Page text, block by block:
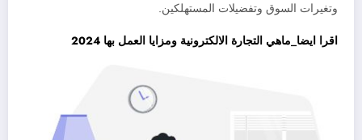
وتغيرات السوق وتفضيلات المستهلكين.
اقرا ايضا_ماهي التجارة الالكترونية ومزايا العمل بها 2024